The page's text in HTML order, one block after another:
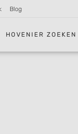
Blog
HOVENIER ZOEKEN